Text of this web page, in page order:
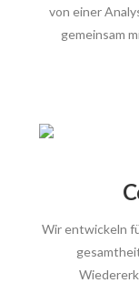
von einer
gemeinsam
Wir entwickeln